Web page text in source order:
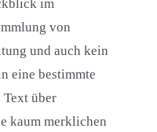
im
von
und auch kein
eine bestimmte
Text über
kaum merklichen